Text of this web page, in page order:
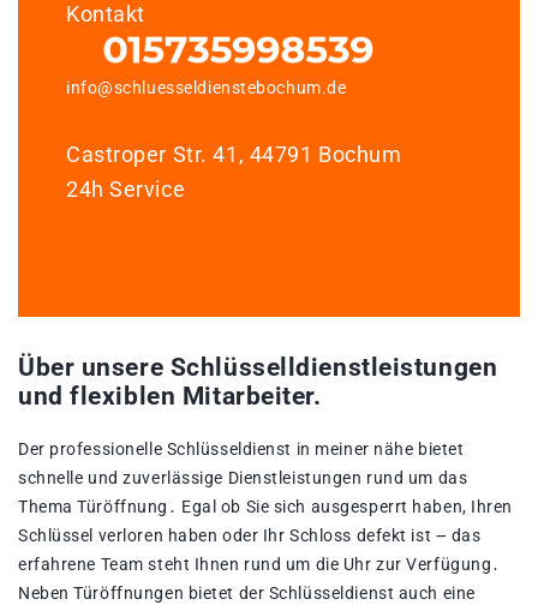
Kontakt
info@schluesseldienstebochum.de
Castroper Str. 41, 44791 Bochum
24h Service
Über unsere Schlüsselldienstleistungen
und flexiblen Mitarbeiter.
Der professionelle Schlüsseldienst in meiner nähe bietet
schnelle und zuverlässige Dienstleistungen rund um das
Thema Türöffnung․ Egal ob Sie sich ausgesperrt haben, Ihren
Schlüssel verloren haben oder Ihr Schloss defekt ist ౼ das
erfahrene Team steht Ihnen rund um die Uhr zur Verfügung․
Neben Türöffnungen bietet der Schlüsseldienst auch eine